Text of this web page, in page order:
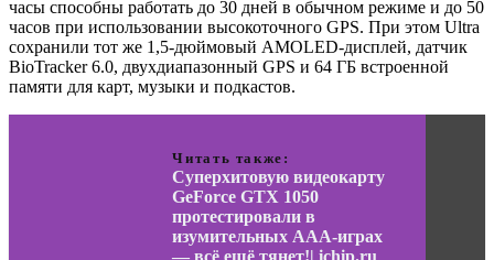
часы способны работать до 30 дней в обычном режиме и до 50
часов при использовании высокоточного GPS. При этом Ultra
сохранили тот же 1,5-дюймовый AMOLED-дисплей, датчик
BioTracker 6.0, двухдиапазонный GPS и 64 ГБ встроенной
памяти для карт, музыки и подкастов.
Читать также:
Суперхитовую видеокарту
GeForce GTX 1050
протестировали в
изумительных ААА-играх